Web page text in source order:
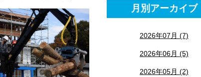
月別アーカイブ
2026年07月 (7)
2026年06月 (5)
2026年05月 (2)